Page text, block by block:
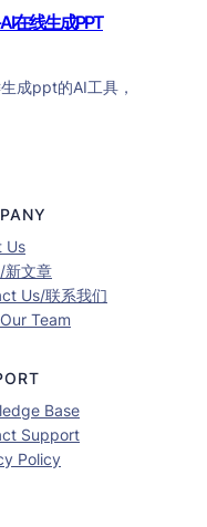
在线生成PPT
成ppt的AI工具，
Us
新文章
Us/联系我们
Team
Base
Support
Policy